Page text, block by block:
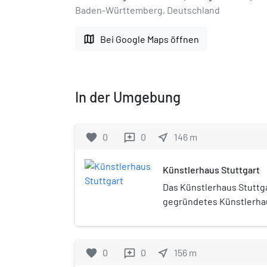
Baden-Württemberg, Deutschland
map Bei Google Maps öffnen
In der Umgebung
favorite 0 reviews 0 near_me 146 m
Künstlerhaus Stuttgart
Das Künstlerhaus
gegründetes
favorite 0 reviews 0 near_me 156 m